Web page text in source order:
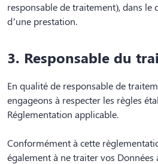
responsable de traitement), dans le
d’une prestation.
3. Responsable du
En qualité de responsable de
engageons à respecter les règles
Réglementation applicable.
Conformément à cette
également à ne traiter vos Données